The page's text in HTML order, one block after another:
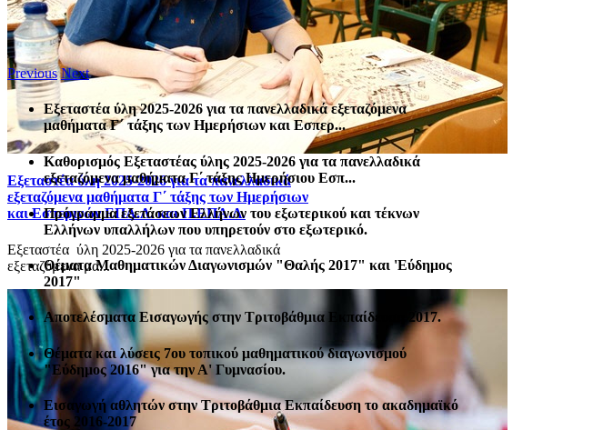
Εξεταστέα ύλη 2025-2026 για τα πανελλαδικά
εξεταζόμενα μαθήματα Γ΄ τάξης των Ημερήσιων
και Εσπερινών ΕΠΑ.Λ. και Π.ΕΠΑ.Λ.
Εξεταστέα ύλη 2025-2026 για τα πανελλαδικά
εξεταζόμενα μα...
Previous Next
Εξεταστέα ύλη 2025-2026 για τα πανελλαδικά εξεταζόμενα
μαθήματα Γ΄ τάξης των Ημερήσιων και Εσπερ...
Καθορισμός Eξεταστέας ύλης 2025-2026 για τα πανελλαδικά
εξεταζόμενα μαθήματα Γ΄ τάξης Ημερήσιου Εσπ...
Πρόγραμμα εξετάσεων Ελλήνων του εξωτερικού και τέκνων
Ελλήνων υπαλλήλων που υπηρετούν στο εξωτερικό.
Θέματα Μαθηματικών Διαγωνισμών "Θαλής 2017" και 'Εύδημος
2017"
Αποτελέσματα Εισαγωγής στην Τριτοβάθμια Εκπαίδευση 2017.
Θέματα και λύσεις 7ου τοπικού μαθηματικού διαγωνισμού
"Εύδημος 2016" για την Α' Γυμνασίου.
Εισαγωγή αθλητών στην Τριτοβάθμια Εκπαίδευση το ακαδημαϊκό
έτος 2016-2017